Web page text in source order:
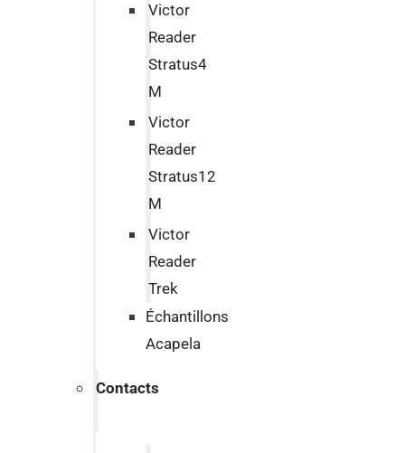
Victor
Reader
Stratus4
M
Victor
Reader
Stratus12
M
Victor
Reader
Trek
Échantillons
Acapela
Contacts